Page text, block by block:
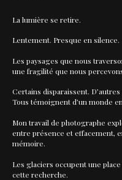
La lumière se retire.
Lentement. Presque en silence.
Les paysages que nous
une fragilité que nous
Certains disparaissent.
Tous témoignent d’un monde
Mon travail de photographe
entre présence et effacement,
mémoire.
Les glaciers occupent une
cette recherche.